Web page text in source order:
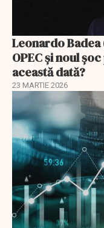
Leonardo
OPEC și noul
această dată?
23 MARTIE 2026